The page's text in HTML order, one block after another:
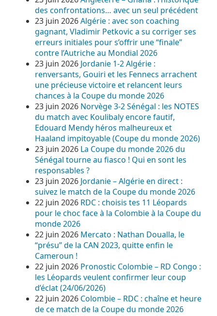
des confrontations… avec un seul précédent
23 juin 2026Algérie : avec son coaching
gagnant, Vladimir Petkovic a su corriger ses
erreurs initiales pour s’offrir une “finale”
contre l’Autriche au Mondial 2026
23 juin 2026 Jordanie 1-2 Algérie :
renversants, Gouiri et les Fennecs arrachent
une précieuse victoire et relancent leurs
chances à la Coupe du monde 2026
23 juin 2026 Norvège 3-2 Sénégal : les NOTES
du match avec Koulibaly encore fautif,
Edouard Mendy héros malheureux et
Haaland impitoyable (Coupe du monde 2026)
23 juin 2026 La Coupe du monde 2026 du
Sénégal tourne au fiasco ! Qui en sont les
responsables ?
23 juin 2026 Jordanie – Algérie en direct :
suivez le match de la Coupe du monde 2026
22 juin 2026 RDC : choisis tes 11 Léopards
pour le choc face à la Colombie à la Coupe du
monde 2026
22 juin 2026 Mercato : Nathan Doualla, le
“présu” de la CAN 2023, quitte enfin le
Cameroun !
22 juin 2026 Pronostic Colombie – RD Congo :
les Léopards veulent confirmer leur coup
d’éclat (24/06/2026)
22 juin 2026 Colombie – RDC : chaîne et heure
de ce match de la Coupe du monde 2026